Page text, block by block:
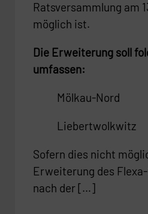
Ratsversammlung am
möglich ist.
Die Erweiterung soll
umfassen:
Mölkau-Nord
Liebertwolkwitz
Sofern dies nicht
Erweiterung des Flexa-
nach der […]